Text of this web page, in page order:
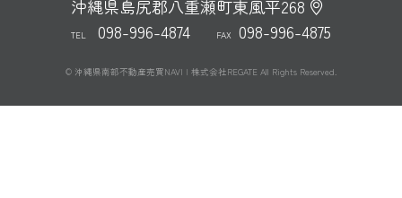
沖縄県島尻郡八重瀬町東風平268
TEL 098-996-4874 FAX 098-996-4875
© 沖縄県南部不動産売買NAVI | 株式会社REGATE All Rights Reserved.